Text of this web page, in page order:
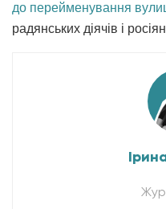
до перейменування
радянських діячів і